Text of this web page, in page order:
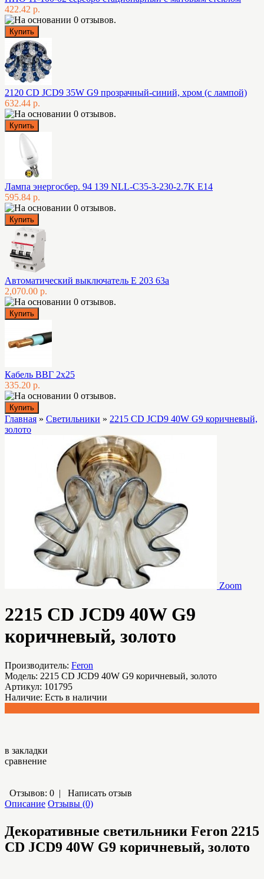
422.42 р.
2120 CD JCD9 35W G9 прозрачный-синий, хром (с лампой)
632.44 р.
Лампа энергосбер. 94 139 NLL-C35-3-230-2.7K E14
595.84 р.
Автоматический выключатель E 203 63а
2,070.00 р.
Кабель ВВГ 2х25
335.20 р.
Главная » Светильники » 2215 CD JCD9 40W G9 коричневый,
золото
Zoom
2215 CD JCD9 40W G9
коричневый, золото
Производитель: Feron
Модель: 2215 CD JCD9 40W G9 коричневый, золото
Артикул: 101795
Наличие: Есть в наличии
в закладки
сравнение
Отзывов: 0 | Написать отзыв
Описание Отзывы (0)
Декоративные светильники Feron 2215
CD JCD9 40W G9 коричневый, золото